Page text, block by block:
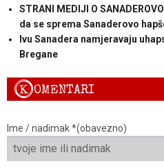
STRANI MEDIJI O
da se sprema Sanaderovo
Ivu Sanadera namjeravaju
Bregane
KOMENTARI
Ime / nadimak *(obavezno)